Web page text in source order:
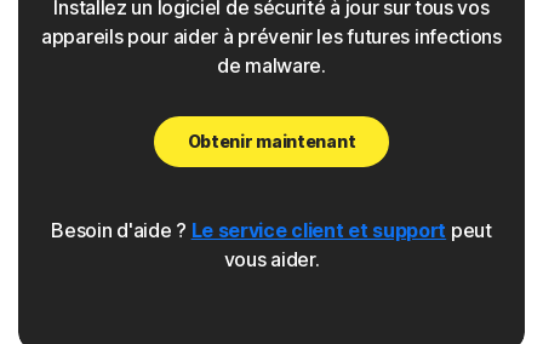
même des publicités.
Comme pour les attaques de phishing, la protection
Norton détecte les attaques de pharming qui redirigent
Pirate de navigateur
La protection Norton protège votre navigateur contre
Installez un logiciel de sécurité à jour sur tous vos
appareils pour aider à prévenir les futures infections
de malware.
Obtenir maintenant
Besoin d'aide ? Le service client et support peut
vous aider.